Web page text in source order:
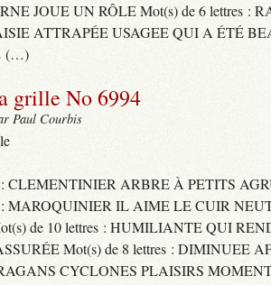
JOUE UN RÔLE Mot(s) de 6 lettres :
ATTRAPÉE USAGEE QUI A ÉTÉ
(…)
grille No 6994
Paul Courbis
: CLEMENTINIER ARBRE À PETITS
: MAROQUINIER IL AIME LE CUIR
de 10 lettres : HUMILIANTE QUI
Mot(s) de 8 lettres : DIMINUEE
CYCLONES PLAISIRS